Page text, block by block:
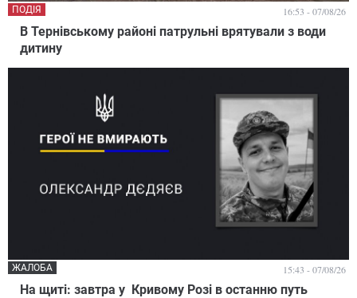
В Тернівському районі патрульні врятували з води
дитину
ПОДІЯ 16:53 - 07/08/26
На щиті: завтра у Кривому Розі в останню путь
ЖАЛОБА 15:43 - 07/08/26